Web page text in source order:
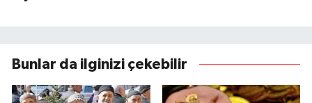
Bunlar da ilginizi çekebilir